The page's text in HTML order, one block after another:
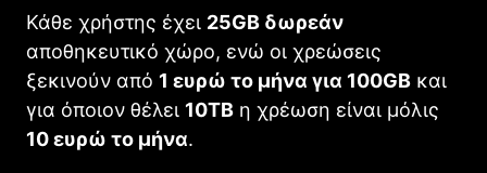
Κάθε χρήστης έχει 25GB δωρεάν
αποθηκευτικό χώρο, ενώ οι χρεώσεις
ξεκινούν από 1 ευρώ το μήνα για 100GB και
για όποιον θέλει 10TB η χρέωση είναι μόλις
10 ευρώ το μήνα.